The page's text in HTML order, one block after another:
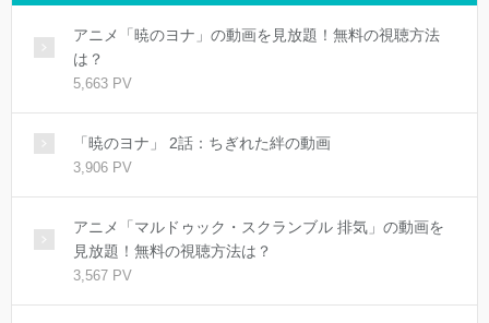
アニメ「暁のヨナ」の動画を見放題！無料の視聴方法
は？
5,663 PV
「暁のヨナ」 2話：ちぎれた絆の動画
3,906 PV
アニメ「マルドゥック・スクランブル 排気」の動画を
見放題！無料の視聴方法は？
3,567 PV